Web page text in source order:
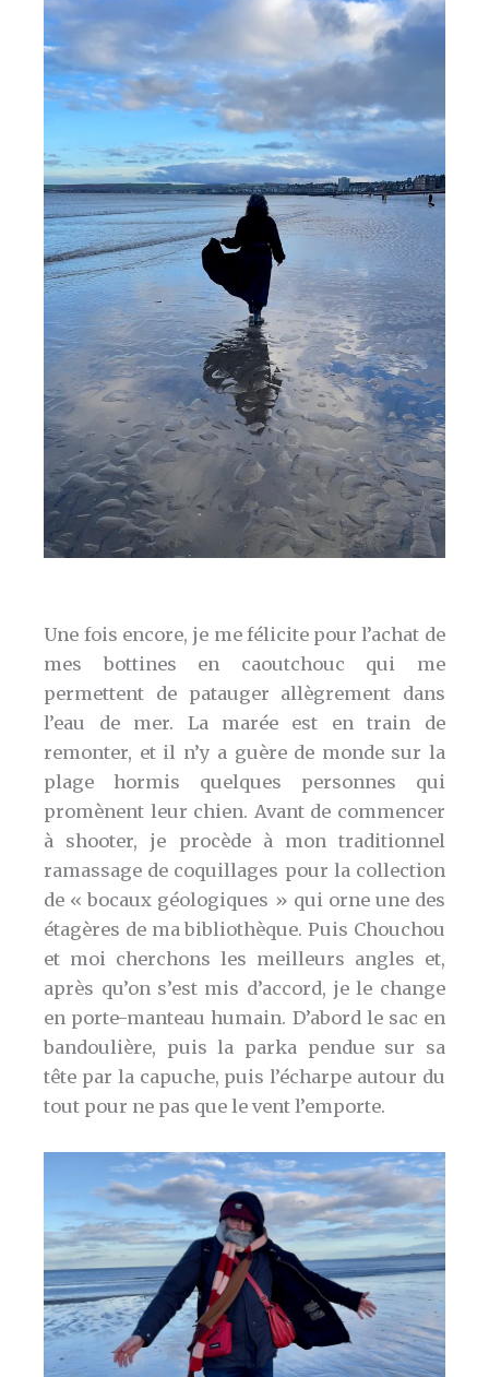
Une fois encore, je me félicite pour l’achat de
mes bottines en caoutchouc qui me
permettent de patauger allègrement dans
l’eau de mer. La marée est en train de
remonter, et il n’y a guère de monde sur la
plage hormis quelques personnes qui
promènent leur chien. Avant de commencer
à shooter, je procède à mon traditionnel
ramassage de coquillages pour la collection
de « bocaux géologiques » qui orne une des
étagères de ma bibliothèque. Puis Chouchou
et moi cherchons les meilleurs angles et,
après qu’on s’est mis d’accord, je le change
en porte-manteau humain. D’abord le sac en
bandoulière, puis la parka pendue sur sa
tête par la capuche, puis l’écharpe autour du
tout pour ne pas que le vent l’emporte.